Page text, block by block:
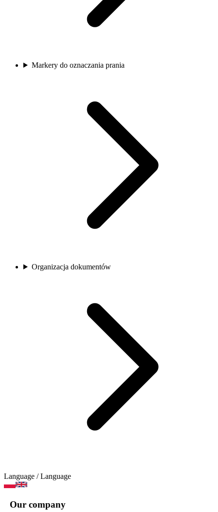
Markery do oznaczania prania
Organizacja dokumentów
Language / Language
Our company